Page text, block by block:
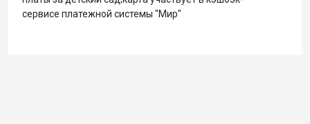
сервисе платежной системы "Мир"